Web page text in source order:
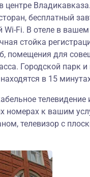
центре
бесплатный
Wi-Fi. В отеле в
стойка
помещения для
Городской парк
в 15
телевидение
номерах к вашим
телевизор с